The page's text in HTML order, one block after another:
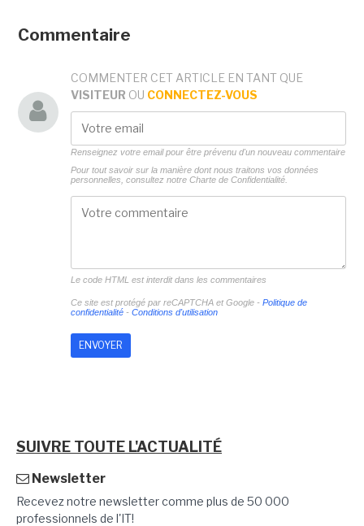
Commentaire
COMMENTER CET ARTICLE EN TANT QUE
VISITEUR OU CONNECTEZ-VOUS
Renseignez votre email pour être prévenu d'un nouveau commentaire
Pour tout savoir sur la manière dont nous traitons vos données
personnelles, consultez notre Charte de Confidentialité.
Le code HTML est interdit dans les commentaires
Ce site est protégé par reCAPTCHA et Google - Politique de
confidentialité- Conditions d'utilisation
SUIVRE TOUTE L'ACTUALITÉ
Newsletter
Recevez notre newsletter comme plus de 50 000
professionnels de l'IT!